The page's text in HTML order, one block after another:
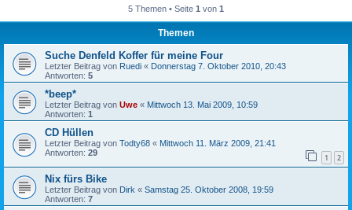
5 Themen • Seite 1 von 1
Themen
Suche Denfeld Koffer für meine Four
Letzter Beitrag von Ruedi « Donnerstag 7. Oktober 2010, 20:43
Antworten: 5
*beep*
Letzter Beitrag von Uwe « Mittwoch 13. Mai 2009, 10:59
Antworten: 1
CD Hüllen
Letzter Beitrag von Todty68 « Mittwoch 11. März 2009, 21:41
Antworten: 29 1 2
Nix fürs Bike
Letzter Beitrag von Dirk « Samstag 25. Oktober 2008, 19:59
Antworten: 7